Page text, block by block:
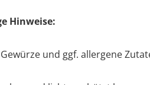
Hinweise:
und ggf. allergene